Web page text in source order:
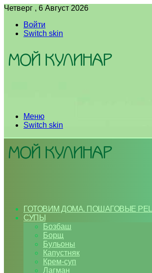
Четверг , 6 Август 2026
Войти
Switch skin
Меню
Switch skin
ГОТОВИМ ДОМА. ПОШАГОВЫЕ
СУПЫ
Бозбаш
Борщ
Бульоны
Капустняк
Крем-суп
Лагман